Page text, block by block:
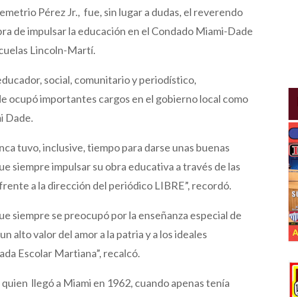
Pérez Jr., fue, sin lugar a dudas, el reverendo
de impulsar la educación en el Condado Miami-Dade
Lincoln-Martí.
social, comunitario y periodístico,
ocupó importantes cargos en el gobierno local como
Dade.
tuvo, inclusive, tiempo para darse unas buenas
siempre impulsar su obra educativa a través de las
a la dirección del periódico LIBRE”, recordó.
siempre se preocupó por la enseñanza especial de
alto valor del amor a la patria y a los ideales
Escolar Martiana”, recalcó.
llegó a Miami en 1962, cuando apenas tenía